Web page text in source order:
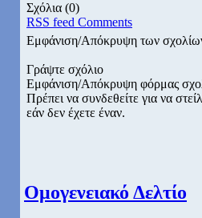
Σχόλια (0)
RSS feed Comments
Εμφάνιση/Απόκρυψη των
Γράψτε σχόλιο
Εμφάνιση/Απόκρυψη φόρμας
Πρέπει να συνδεθείτε για να
εάν δεν έχετε έναν.
Ομογενειακό Δελτίο